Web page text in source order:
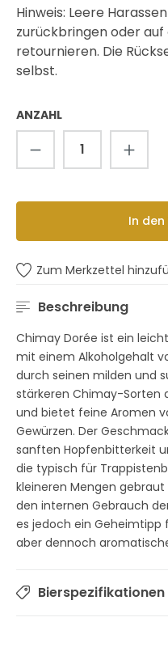
Hinweis: Leere
zurückbringen oder
retournieren. Die
selbst.
ANZAHL
Produkt
In
Zum Merkzettel
Beschreibung
Chimay Dorée ist ein
mit einem Alkoholgehalt
durch seinen milden und
stärkeren Chimay-Sorten
und bietet feine Aromen
Gewürzen. Der
sanften Hopfenbitterkeit
die typisch für
kleineren Mengen
den internen Gebrauch
es jedoch ein Geheimtipp
aber dennoch
Bierspezifikationen